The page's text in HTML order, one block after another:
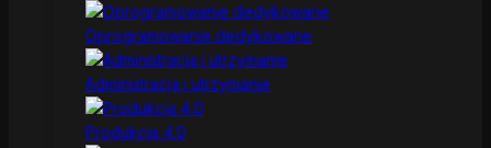
Oprogramowanie dedykowane
Administracja i utrzymanie
Produkcja 4.0